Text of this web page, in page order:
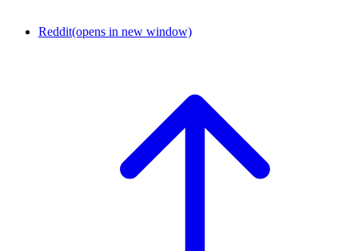
Reddit(opens in new window)